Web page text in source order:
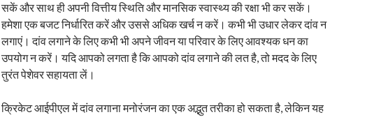
सकें और साथ ही अपनी वित्तीय स्थिति और मानसिक स्वास्थ्य की रक्षा भी कर सकें।
हमेशा एक बजट निर्धारित करें और उससे अधिक खर्च न करें। कभी भी उधार लेकर दांव न
लगाएं। दांव लगाने के लिए कभी भी अपने जीवन या परिवार के लिए आवश्यक धन का
उपयोग न करें। यदि आपको लगता है कि आपको दांव लगाने की लत है, तो मदद के लिए
तुरंत पेशेवर सहायता लें।
क्रिकेट आईपीएल में दांव लगाना मनोरंजन का एक अद्भुत तरीका हो सकता है, लेकिन यह